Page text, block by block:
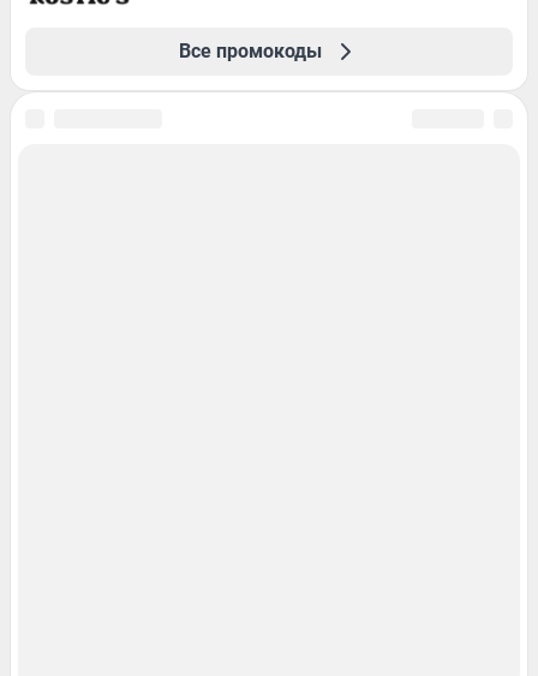
Все промокоды